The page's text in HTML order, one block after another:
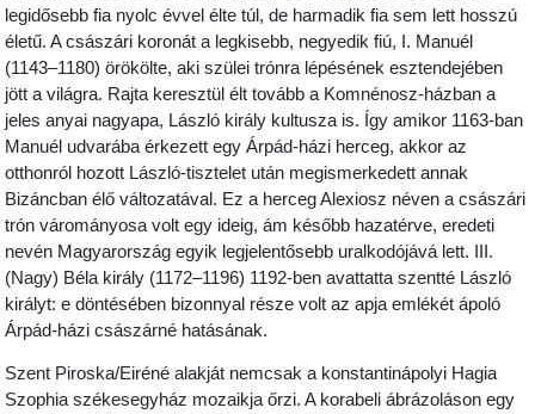
legidősebb fia nyolc évvel élte túl, de harmadik fia sem lett hosszú
életű. A császári koronát a legkisebb, negyedik fiú, I. Manuél
(1143–1180) örökölte, aki szülei trónra lépésének esztendejében
jött a világra. Rajta keresztül élt tovább a Komnénosz-házban a
jeles anyai nagyapa, László király kultusza is. Így amikor 1163-ban
Manuél udvarába érkezett egy Árpád-házi herceg, akkor az
otthonról hozott László-tisztelet után megismerkedett annak
Bizáncban élő változatával. Ez a herceg Alexiosz néven a császári
trón várományosa volt egy ideig, ám később hazatérve, eredeti
nevén Magyarország egyik legjelentősebb uralkodójává lett. III.
(Nagy) Béla király (1172–1196) 1192-ben avattatta szentté László
királyt: e döntésében bizonnyal része volt az apja emlékét ápoló
Árpád-házi császárné hatásának.
Szent Piroska/Eiréné alakját nemcsak a konstantinápolyi Hagia
Szophia székesegyház mozaikja őrzi. A korabeli ábrázoláson egy